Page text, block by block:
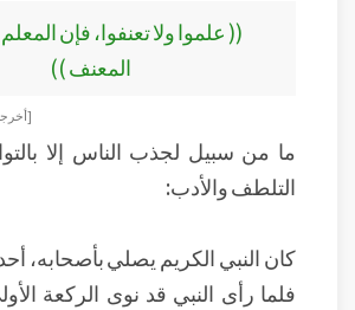
(( علموا ولا تعنفوا، فإن
المعنف ))
ما من سبيل لجذب الناس إلا
التلطف والأدب:
كان النبي الكريم يصلي بأصحابه،
فلما رأى النبي قد نوى الركعة